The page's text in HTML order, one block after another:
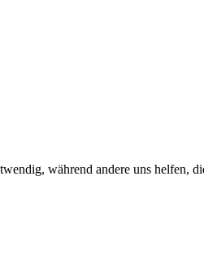
während andere uns helfen,